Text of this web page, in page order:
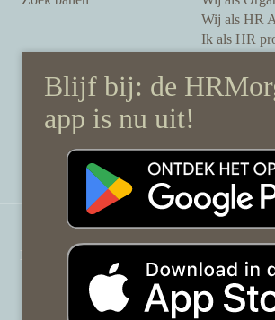
Wij als HR
Ik als HR
Onze auteurs
Onze partners
Sponsoring
Over HRMorgen
Disclaimer &
HRMorgen.nl